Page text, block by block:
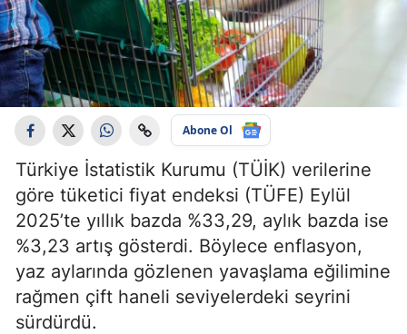
Abone Ol
Türkiye İstatistik Kurumu (TÜİK) verilerine
göre tüketici fiyat endeksi (TÜFE) Eylül
2025’te yıllık bazda %33,29, aylık bazda ise
%3,23 artış gösterdi. Böylece enflasyon,
yaz aylarında gözlenen yavaşlama eğilimine
rağmen çift haneli seviyelerdeki seyrini
sürdürdü.